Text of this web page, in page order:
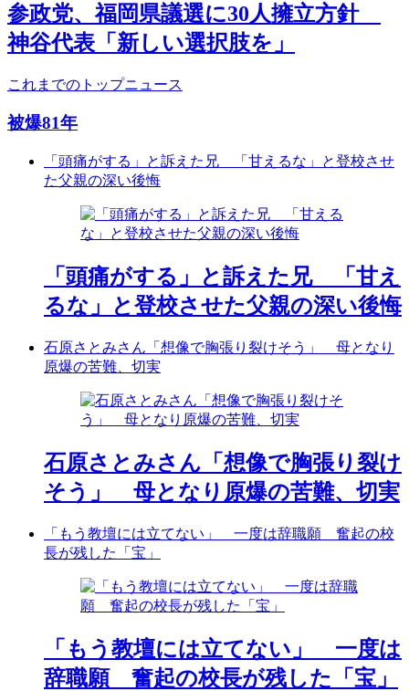
参政党、福岡県議選に30人擁立方針
神谷代表「新しい選択肢を」
これまでのトップニュース
被爆81年
「頭痛がする」と訴えた兄 「甘えるな」と登校させ
た父親の深い後悔
「頭痛がする」と訴えた兄 「甘え
るな」と登校させた父親の深い後悔
石原さとみさん「想像で胸張り裂けそう」 母となり
原爆の苦難、切実
石原さとみさん「想像で胸張り裂け
そう」 母となり原爆の苦難、切実
「もう教壇には立てない」 一度は辞職願 奮起の校
長が残した「宝」
「もう教壇には立てない」 一度は
辞職願 奮起の校長が残した「宝」